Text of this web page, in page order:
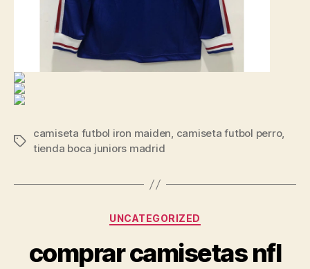
Etiquetas
camiseta futbol iron maiden, camiseta futbol perro,
tienda boca juniors madrid
Categorías
UNCATEGORIZED
comprar camisetas nfl